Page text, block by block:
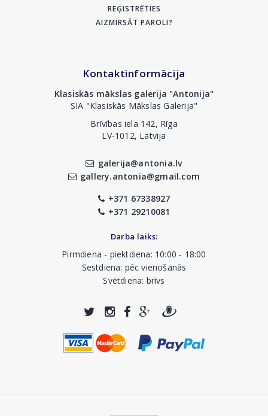
REĢISTRĒTIES
AIZMIRSĀT PAROLI?
Kontaktinformācija
Klasiskās mākslas galerija "Antonija"
SIA "Klasiskās Mākslas Galerija"
Brīvības iela 142, Rīga
LV-1012, Latvija
galerija@antonia.lv
gallery.antonia@gmail.com
+371 67338927
+371 29210081
Darba laiks:
Pirmdiena - piektdiena: 10:00 - 18:00
Sestdiena: pēc vienošanās
Svētdiena: brīvs